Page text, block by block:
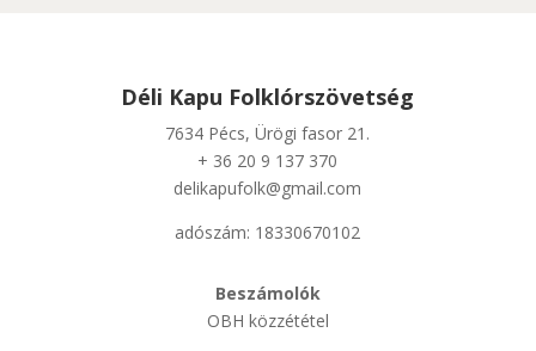
Déli Kapu Folklórszövetség
7634 Pécs, Ürögi fasor 21.
+ 36 20 9 137 370
delikapufolk@gmail.com
adószám: 18330670102
Beszámolók
OBH közzététel